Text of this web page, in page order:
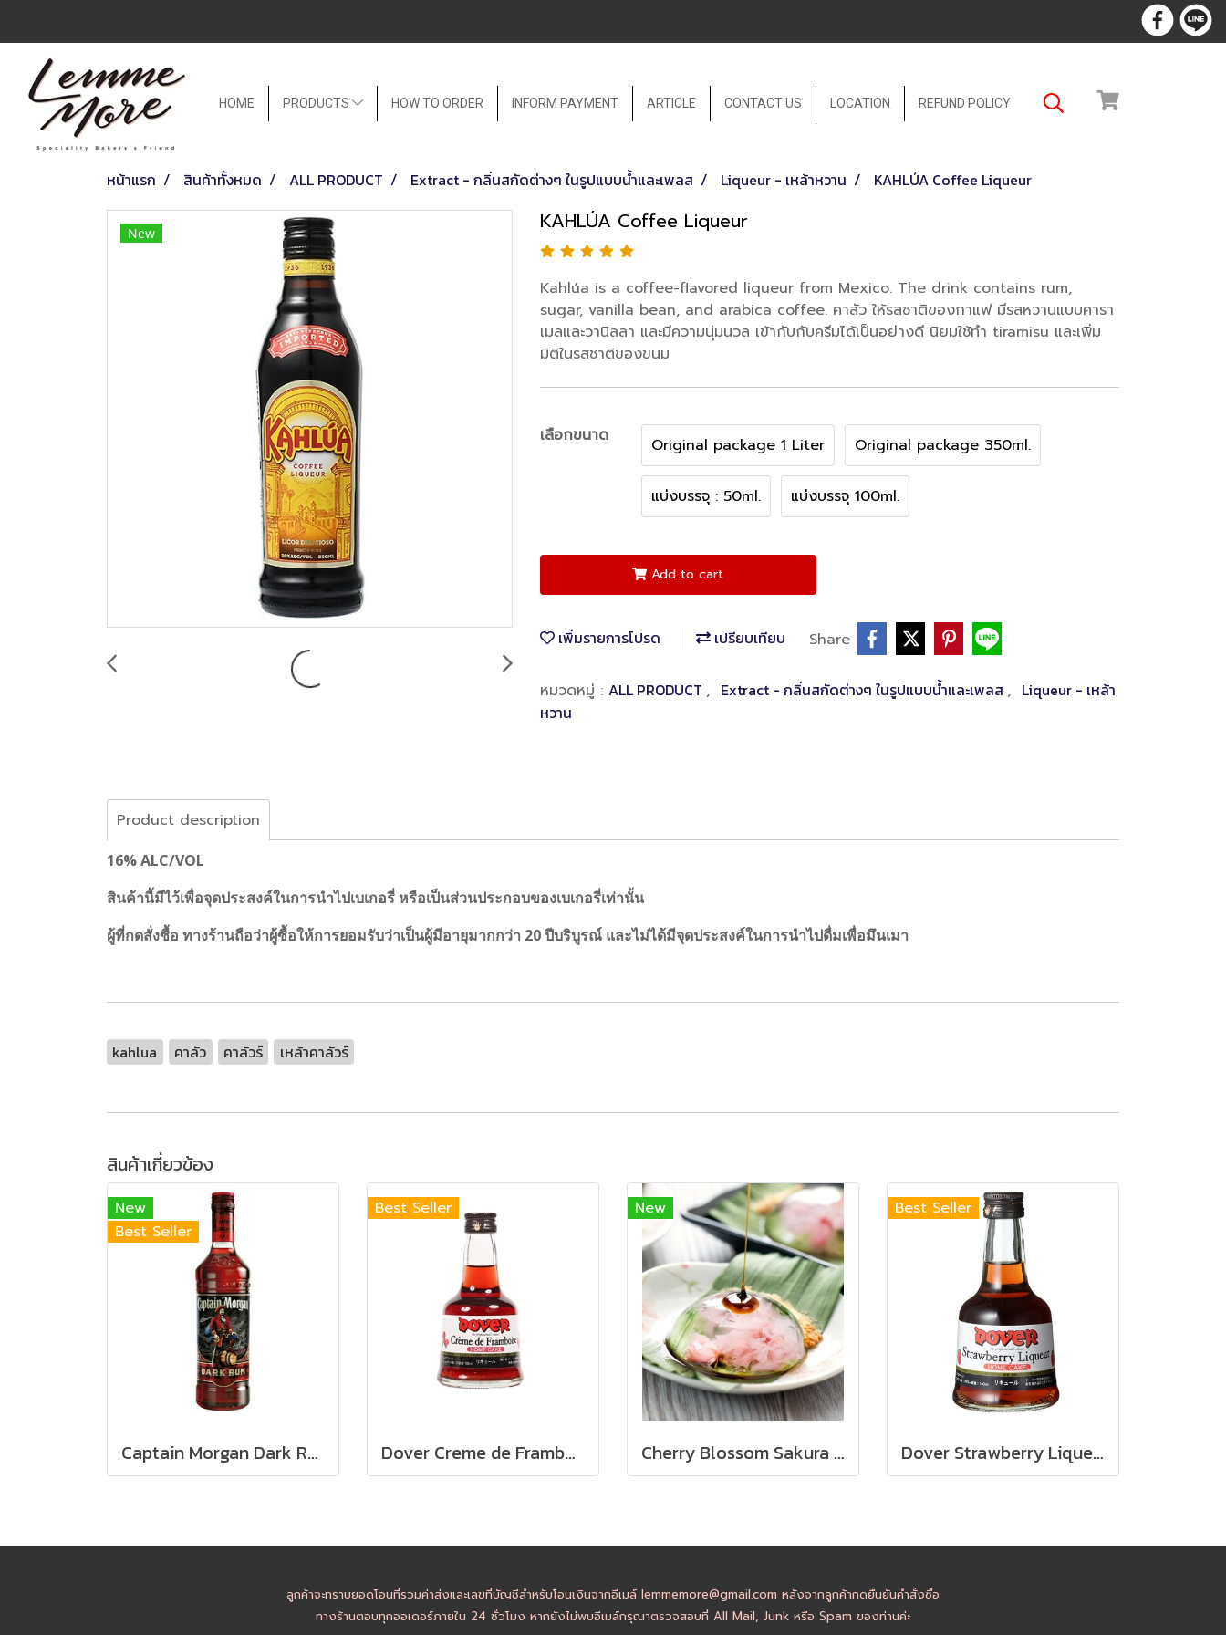
HOME PRODUCTS HOW TO ORDER INFORM PAYMENT ARTICLE CONTACT US LOCATION REFUND POLICY
หน้าแรก สินค้าทั้งหมด ALL PRODUCT Extract - กลิ่นสกัดต่างๆ ในรูปแบบน้ำและเพลส Liqueur - เหล้าหวาน KAHLÚA Coffee Liqueur
New KAHLÚA Coffee Liqueur
Kahlúa is a coffee-flavored liqueur from Mexico. The drink contains rum,
sugar, vanilla bean, and arabica coffee. คาลัว ให้รสชาติของกาแฟ มีรสหวานแบบคารา
เมลและวานิลลา และมีความนุ่มนวล เข้ากับกับครีมได้เป็นอย่างดี นิยมใช้ทำ tiramisu และเพิ่ม
มิติในรสชาติของขนม
เลือกขนาด Original package 1 Liter Original package 350ml.
แบ่งบรรจุ : 50ml. แบ่งบรรจุ 100ml.
Add to cart
เพิ่มรายการโปรด เปรียบเทียบ Share
หมวดหมู่ : ALL PRODUCT , Extract - กลิ่นสกัดต่างๆ ในรูปแบบน้ำและเพลส , Liqueur - เหล้า
หวาน
Product description
16% ALC/VOL
สินค้านี้มีไว้เพื่อจุดประสงค์ในการนำไปเบเกอรี่ หรือเป็นส่วนประกอบของเบเกอรี่เท่านั้น
ผู้ที่กดสั่งซื้อ ทางร้านถือว่าผู้ซื้อให้การยอมรับว่าเป็นผู้มีอายุมากกว่า 20 ปีบริบูรณ์ และไม่ได้มีจุดประสงค์ในการนำไปดื่มเพื่อมึนเมา
kahlua คาลัว คาลัวร์ เหล้าคาลัวร์
สินค้าเกี่ยวข้อง
New
Best Seller
Captain Morgan Dark Rum - เลือกขนาดบรรจุ
Best Seller
Dover Creme de Framboise - 100ml
New
Cherry Blossom Sakura Liqueur 180ml
Best Seller
Dover Strawberry Liqueur 100ml
ลูกค้าจะทราบยอดโอนที่รวมค่าส่งและเลขที่บัญชีสำหรับโอนเงินจากอีเมล์ lemmemore@gmail.com หลังจากลูกค้ากดยืนยันคำสั่งซื้อ
ทางร้านตอบทุกออเดอร์ภายใน 24 ชั่วโมง หากยังไม่พบอีเมล์กรุณาตรวจสอบที่ All Mail, Junk หรือ Spam ของท่านค่ะ